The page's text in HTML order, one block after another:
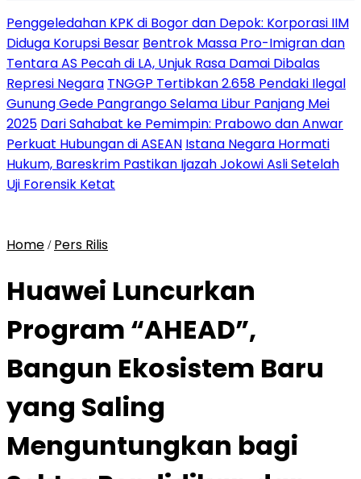
Penggeledahan KPK di Bogor dan Depok: Korporasi IIM
Diduga Korupsi Besar Bentrok Massa Pro-Imigran dan
Tentara AS Pecah di LA, Unjuk Rasa Damai Dibalas
Represi Negara TNGGP Tertibkan 2.658 Pendaki Ilegal
Gunung Gede Pangrango Selama Libur Panjang Mei
2025 Dari Sahabat ke Pemimpin: Prabowo dan Anwar
Perkuat Hubungan di ASEAN Istana Negara Hormati
Hukum, Bareskrim Pastikan Ijazah Jokowi Asli Setelah
Uji Forensik Ketat
Home / Pers Rilis
Huawei Luncurkan
Program “AHEAD”,
Bangun Ekosistem Baru
yang Saling
Menguntungkan bagi